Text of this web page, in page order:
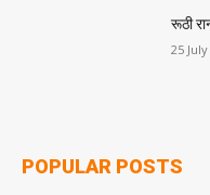
रूठी
25
POPULAR POSTS